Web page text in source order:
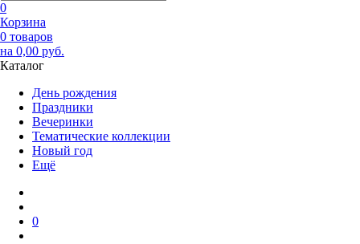
0
Корзина
0 товаров
на 0,00 руб.
Каталог
День рождения
Праздники
Вечеринки
Тематические коллекции
Новый год
Ещё
0